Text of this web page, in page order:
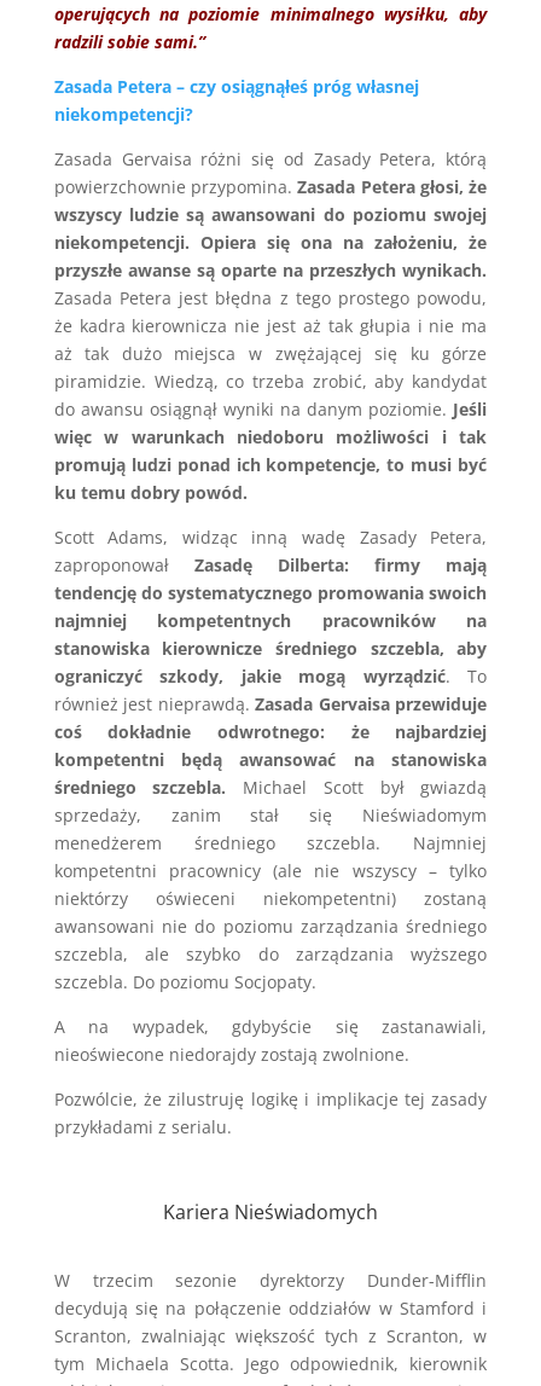
operujących na poziomie minimalnego wysiłku, aby
radzili sobie sami.”
Zasada Petera – czy osiągnąłeś próg własnej
niekompetencji?
Zasada Gervaisa różni się od Zasady Petera, którą
powierzchownie przypomina.Zasada Petera głosi, że
wszyscy ludzie są awansowani do poziomu swojej
niekompetencji. Opiera się ona na założeniu, że
przyszłe awanse są oparte na przeszłych wynikach.
Zasada Petera jest błędna z tego prostego powodu,
że kadra kierownicza nie jest aż tak głupia i nie ma
aż tak dużo miejsca w zwężającej się ku górze
piramidzie. Wiedzą, co trzeba zrobić, aby kandydat
do awansu osiągnął wyniki na danym poziomie. Jeśli
więc w warunkach niedoboru możliwości i tak
promują ludzi ponad ich kompetencje, to musi być
ku temu dobry powód.
Scott Adams, widząc inną wadę Zasady Petera,
zaproponował Zasadę Dilberta: firmy mają
tendencję do systematycznego promowania swoich
najmniej kompetentnych pracowników na
stanowiska kierownicze średniego szczebla, aby
ograniczyć szkody, jakie mogą wyrządzić. To
również jest nieprawdą.Zasada Gervaisa przewiduje
coś dokładnie odwrotnego: że najbardziej
kompetentni będą awansować na stanowiska
średniego szczebla. Michael Scott był gwiazdą
sprzedaży, zanim stał się Nieświadomym
menedżerem średniego szczebla. Najmniej
kompetentni pracownicy (ale nie wszyscy – tylko
niektórzy oświeceni niekompetentni) zostaną
awansowani nie do poziomu zarządzania średniego
szczebla, ale szybko do zarządzania wyższego
szczebla. Do poziomu Socjopaty.
A na wypadek, gdybyście się zastanawiali,
nieoświecone niedorajdy zostają zwolnione.
Pozwólcie, że zilustruję logikę i implikacje tej zasady
przykładami z serialu.
Kariera Nieświadomych
W trzecim sezonie dyrektorzy Dunder-Mifflin
decydują się na połączenie oddziałów w Stamford i
Scranton, zwalniając większość tych z Scranton, w
tym Michaela Scotta. Jego odpowiednik, kierownik